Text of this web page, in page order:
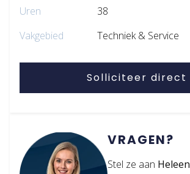
Uren
38
Vakgebied
Techniek & Service
Solliciteer direct
VRAGEN?
Stel ze aan Heleen